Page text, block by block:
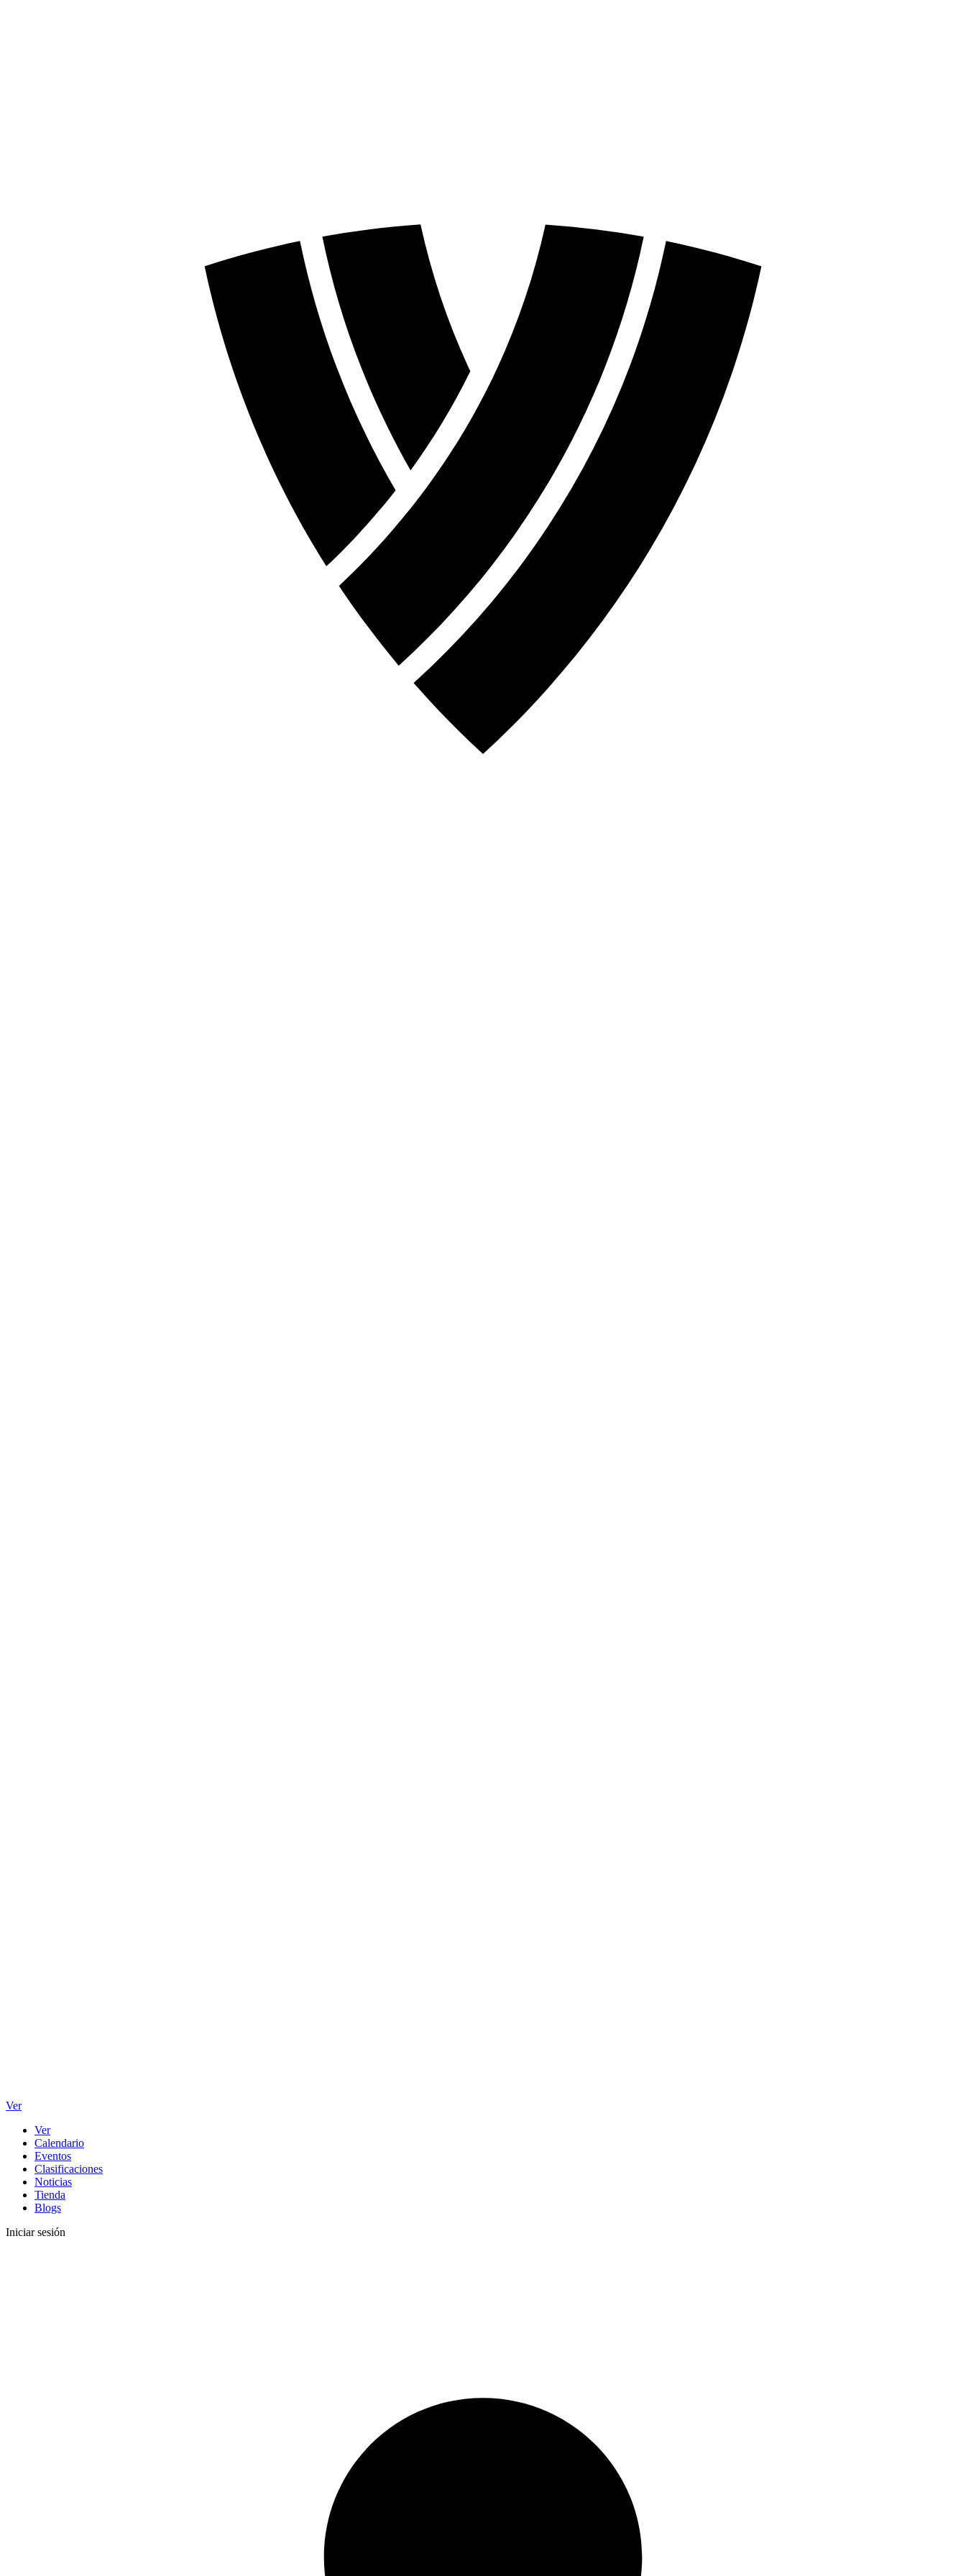
Ver
Ver
Calendario
Eventos
Clasificaciones
Noticias
Tienda
Blogs
Iniciar sesión